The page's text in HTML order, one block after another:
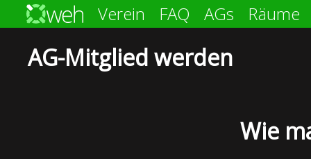
Verein FAQ AGs Räume
AG-Mitglied werden
Wie